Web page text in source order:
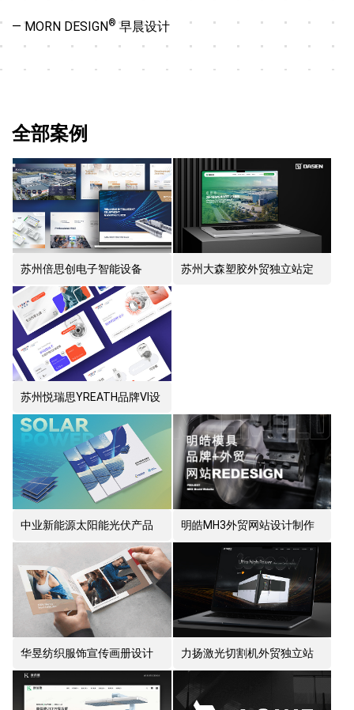
— MORN DESIGN® 早晨设计
全部案例
苏州倍思创电子智能设备
PPT设计制作
苏州大森塑胶外贸独立站定
苏州悦瑞思YREATH品牌VI设
计
中业新能源太阳能光伏产品
宣传册设计
明皓MH3外贸网站设计制作
华昱纺织服饰宣传画册设计
制作
力扬激光切割机外贸独立站
设计制作